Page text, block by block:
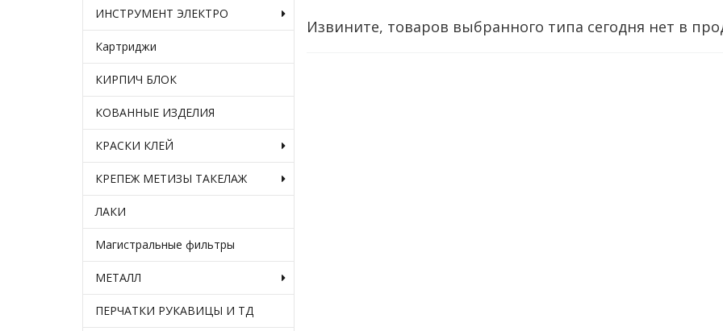
ИНСТРУМЕНТ ЭЛЕКТРО
Картриджи
КИРПИЧ БЛОК
КОВАННЫЕ ИЗДЕЛИЯ
КРАСКИ КЛЕЙ
КРЕПЕЖ МЕТИЗЫ ТАКЕЛАЖ
ЛАКИ
Магистральные фильтры
МЕТАЛЛ
ПЕРЧАТКИ РУКАВИЦЫ И ТД
Извините, товаров выбранного типа сегодня нет в